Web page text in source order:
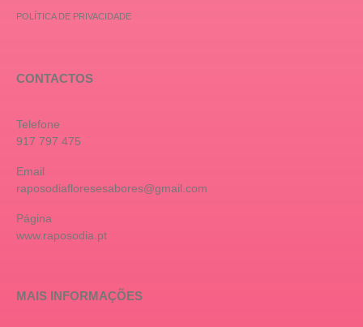
POLÍTICA DE PRIVACIDADE
CONTACTOS
Telefone
917 797 475
Email
raposodiafloresesabores@gmail.com
Página
www.raposodia.pt
MAIS INFORMAÇÕES